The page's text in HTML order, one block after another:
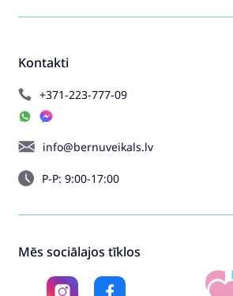
Kontakti
+371-223-777-09
info@bernuveikals.lv
P-P: 9:00-17:00
Mēs sociālajos tīklos